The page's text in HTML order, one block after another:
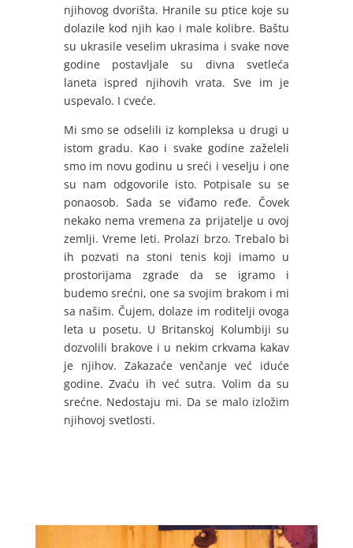
njihovog dvorišta. Hranile su ptice koje su
dolazile kod njih kao i male kolibre. Baštu
su ukrasile veselim ukrasima i svake nove
godine postavljale su divna svetleća
laneta ispred njihovih vrata. Sve im je
uspevalo. I cveće.
Mi smo se odselili iz kompleksa u drugi u
istom gradu. Kao i svake godine zaželeli
smo im novu godinu u sreći i veselju i one
su nam odgovorile isto. Potpisale su se
ponaosob. Sada se viđamo ređe. Čovek
nekako nema vremena za prijatelje u ovoj
zemlji. Vreme leti. Prolazi brzo. Trebalo bi
ih pozvati na stoni tenis koji imamo u
prostorijama zgrade da se igramo i
budemo srećni, one sa svojim brakom i mi
sa našim. Čujem, dolaze im roditelji ovoga
leta u posetu. U Britanskoj Kolumbiji su
dozvolili brakove i u nekim crkvama kakav
je njihov. Zakazaće venčanje već iduće
godine. Zvaću ih već sutra. Volim da su
srećne. Nedostaju mi. Da se malo izložim
njihovoj svetlosti.